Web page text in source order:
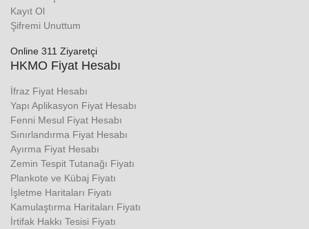
Kayıt Ol
Şifremi Unuttum
Online 311 Ziyaretçi
HKMO Fiyat Hesabı
İfraz Fiyat Hesabı
Yapı Aplikasyon Fiyat Hesabı
Fenni Mesul Fiyat Hesabı
Sınırlandırma Fiyat Hesabı
Ayırma Fiyat Hesabı
Zemin Tespit Tutanağı Fiyatı
Plankote ve Kübaj Fiyatı
İşletme Haritaları Fiyatı
Kamulaştırma Haritaları Fiyatı
İrtifak Hakkı Tesisi Fiyatı